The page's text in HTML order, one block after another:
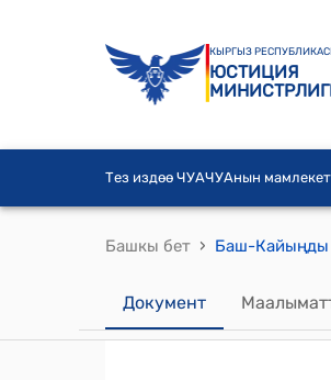
КЫРГЫЗ
ЮСТИЦИЯ
Тез издөө ЧУАЧУАнын
Башкы бет ›
Документ